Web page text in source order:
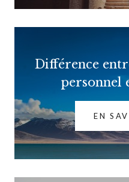
Différence
personnel
EN